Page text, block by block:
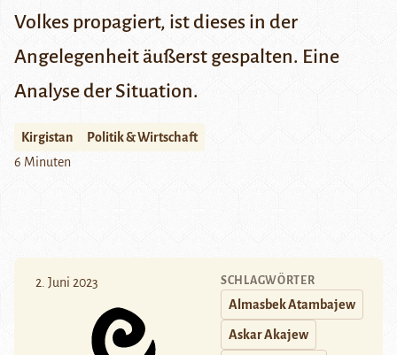
Volkes propagiert, ist dieses in der
Angelegenheit äußerst gespalten. Eine
Analyse der Situation.
Kirgistan
Politik & Wirtschaft
6 Minuten
2. Juni 2023 SCHLAGWÖRTER
Almasbek Atambajew
Askar Akajew